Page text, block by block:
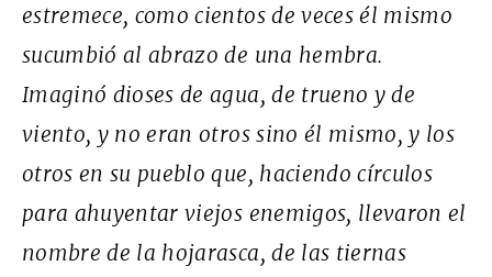
estremece, como cientos de veces él mismo
sucumbió al abrazo de una hembra.
Imaginó dioses de agua, de trueno y de
viento, y no eran otros sino él mismo, y los
otros en su pueblo que, haciendo círculos
para ahuyentar viejos enemigos, llevaron el
nombre de la hojarasca, de las tiernas